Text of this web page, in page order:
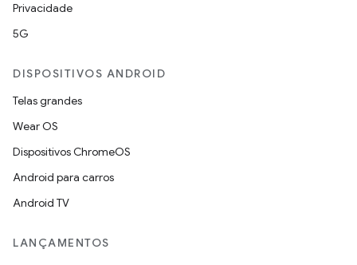
Privacidade
5G
DISPOSITIVOS ANDROID
Telas grandes
Wear OS
Dispositivos ChromeOS
Android para carros
Android TV
LANÇAMENTOS